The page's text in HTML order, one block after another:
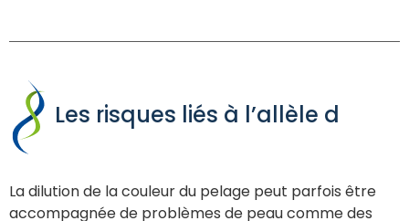
Les risques liés à l’allèle d
La dilution de la couleur du pelage peut parfois être
accompagnée de problèmes de peau comme des